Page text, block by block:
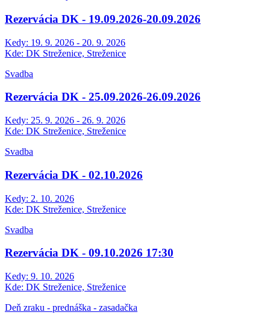
Rezervácia DK - 19.09.2026-20.09.2026
Kedy: 19. 9. 2026 - 20. 9. 2026
Kde: DK Streženice, Streženice
Svadba
Rezervácia DK - 25.09.2026-26.09.2026
Kedy: 25. 9. 2026 - 26. 9. 2026
Kde: DK Streženice, Streženice
Svadba
Rezervácia DK - 02.10.2026
Kedy: 2. 10. 2026
Kde: DK Streženice, Streženice
Svadba
Rezervácia DK - 09.10.2026 17:30
Kedy: 9. 10. 2026
Kde: DK Streženice, Streženice
Deň zraku - prednáška - zasadačka